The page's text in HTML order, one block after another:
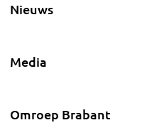
Nieuws
Media
Omroep Brabant